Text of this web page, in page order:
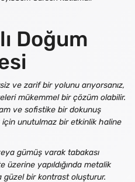
Doğum
ve zarif bir yolunu arıyorsanız,
mükemmel bir çözüm olabilir.
ve sofistike bir dokunuş
unutulmaz bir etkinlik haline
gümüş varak tabakası
üzerine yapıldığında metalik
güzel bir kontrast oluşturur.